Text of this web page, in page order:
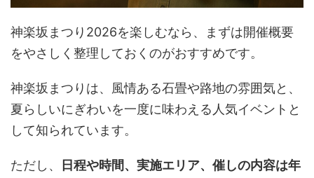
神楽坂まつり2026を楽しむなら、まずは開催概要
をやさしく整理しておくのがおすすめです。
神楽坂まつりは、風情ある石畳や路地の雰囲気と、
夏らしいにぎわいを一度に味わえる人気イベントと
して知られています。
ただし、
日程や時間、実施エリア、催しの内容は年